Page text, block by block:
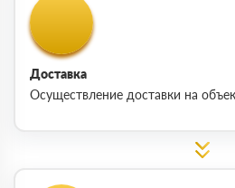
Доставка
Осуществление доставки на